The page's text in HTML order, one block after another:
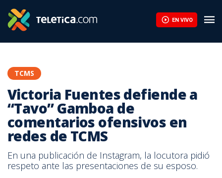
EN VIVO
TCMS
Victoria Fuentes defiende a
“Tavo” Gamboa de
comentarios ofensivos en
redes de TCMS
En una publicación de Instagram, la locutora pidió
respeto ante las presentaciones de su esposo.